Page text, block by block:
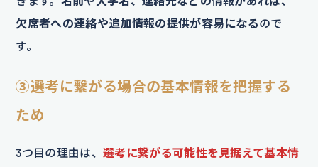
欠席者への連絡や追加情報の提供が容易になるので
す。
③選考に繋がる場合の基本情報を把握する
ため
3つ目の理由は、 選考に繋がる可能性を見据えて基本情